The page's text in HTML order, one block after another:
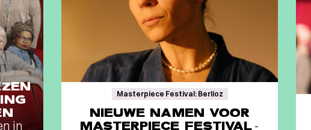
in
Masterpiece Festival: Berlioz
NIEUWE NAMEN VOOR
MASTERPIECE FESTIVAL -